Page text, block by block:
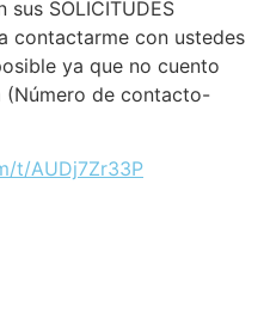
SOLICITUDES
contactarme con ustedes
ya que no cuento
(Número de contacto-
t/AUDj7Zr33P